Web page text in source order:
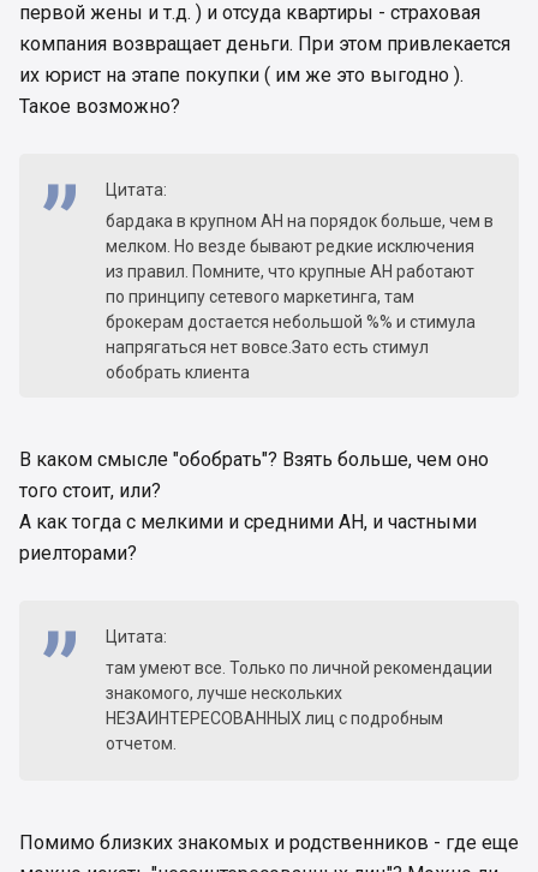
первой жены и т.д. ) и отсуда квартиры - страховая
компания возвращает деньги. При этом привлекается
их юрист на этапе покупки ( им же это выгодно ).
Такое возможно?
Цитата:
бардака в крупном АН на порядок больше, чем в
мелком. Но везде бывают редкие исключения
из правил. Помните, что крупные АН работают
по принципу сетевого маркетинга, там
брокерам достается небольшой %% и стимула
напрягаться нет вовсе.Зато есть стимул
обобрать клиента
В каком смысле "обобрать"? Взять больше, чем оно
того стоит, или?
А как тогда с мелкими и средними АН, и частными
риелторами?
Цитата:
там умеют все. Только по личной рекомендации
знакомого, лучше нескольких
НЕЗАИНТЕРЕСОВАННЫХ лиц с подробным
отчетом.
Помимо близких знакомых и родственников - где еще